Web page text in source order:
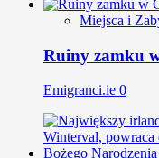
Miejsca i
Ruiny zamku
Emigranci.ie 0